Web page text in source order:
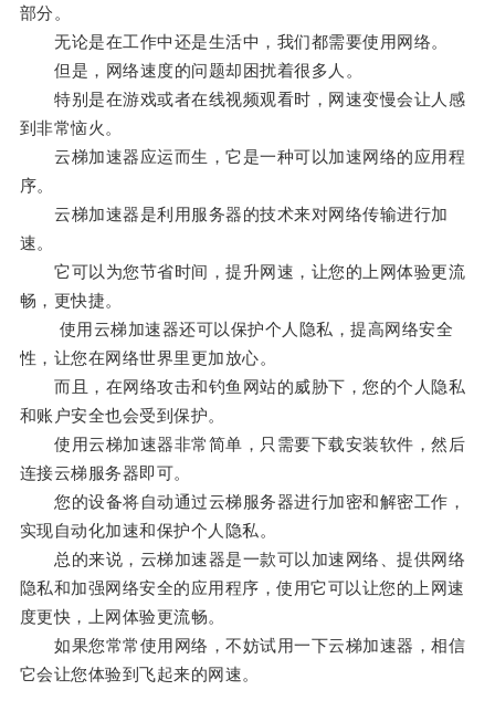
部分。
无论是在工作中还是生活中，我们都需要使用网络。
但是，网络速度的问题却困扰着很多人。
特别是在游戏或者在线视频观看时，网速变慢会让人感
到非常恼火。
云梯加速器应运而生，它是一种可以加速网络的应用程
序。
云梯加速器是利用服务器的技术来对网络传输进行加
速。
它可以为您节省时间，提升网速，让您的上网体验更流
畅，更快捷。
使用云梯加速器还可以保护个人隐私，提高网络安全
性，让您在网络世界里更加放心。
而且，在网络攻击和钓鱼网站的威胁下，您的个人隐私
和账户安全也会受到保护。
使用云梯加速器非常简单，只需要下载安装软件，然后
连接云梯服务器即可。
您的设备将自动通过云梯服务器进行加密和解密工作，
实现自动化加速和保护个人隐私。
总的来说，云梯加速器是一款可以加速网络、提供网络
隐私和加强网络安全的应用程序，使用它可以让您的上网速
度更快，上网体验更流畅。
如果您常常使用网络，不妨试用一下云梯加速器，相信
它会让您体验到飞起来的网速。